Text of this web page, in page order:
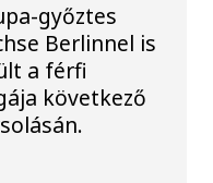
győztes
Berlinnel is
a férfi
következő